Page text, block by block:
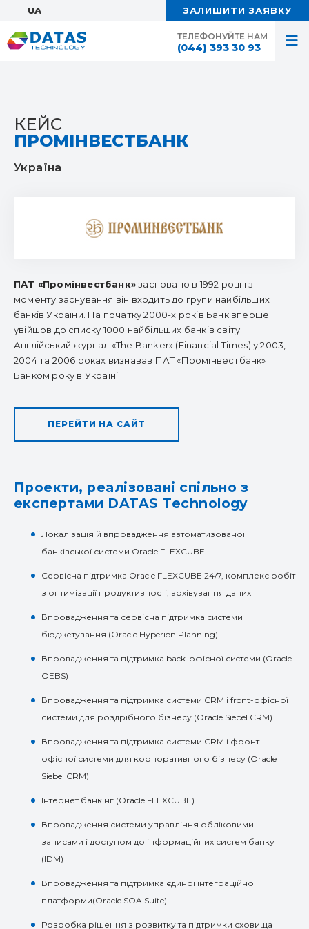
ТЕЛЕФОНУЙТЕ НАМ
(044) 393 30 93
UA: ЗАЛИШИТИ ЗАЯВКУ
КЕЙС
ПРОМІНВЕСТБАНК
Україна
ПАТ «Промінвестбанк»засновано в 1992 році і з
моменту заснування він входить до групи найбільших
банків України. На початку 2000-х років Банк вперше
увійшов до списку 1000 найбільших банків світу.
Англійський журнал «The Banker» (Financial Times) у 2003,
2004 та 2006 роках визнавав ПАТ «Промінвестбанк»
Банком року в Україні.
ПЕРЕЙТИ НА САЙТ
Проекти, реалізовані спільно з
експертами DATAS Technology
Локалізація й впровадження автоматизованої
банківської системи Oracle FLEXCUBE
Сервісна підтримка Oracle FLEXCUBE 24/7, комплекс робіт
з оптимізації продуктивності, архівування даних
Впровадження та сервісна підтримка системи
бюджетування (Oracle Hyperion Planning)
Впровадження та підтримка back-офісної сиcтеми (Oracle
OEBS)
Впровадження та підтримка системи CRM і front-офісної
системи для роздрібного бізнесу (Oracle Siebel CRM)
Впровадження та підтримка системи CRM і фронт-
офісної системи для корпоративного бізнесу (Oracle
Siebel CRM)
Інтернет банкінг (Oracle FLEXCUBE)
Впровадження системи управління обліковими
записами і доступом до інформаційних систем банку
(IDM)
Впровадження та підтримка єдиної інтеграційної
платформи(Oracle SOA Suite)
Розробка рішення з розвитку та підтримки сховища